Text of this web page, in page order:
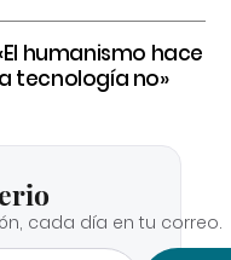
humanismo hace
tecnología no»
cada día en tu correo.